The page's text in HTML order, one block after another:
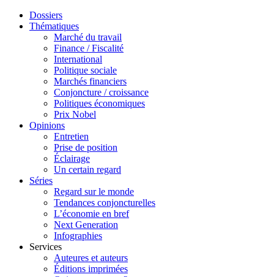
Dossiers
Thématiques
Marché du travail
Finance / Fiscalité
International
Politique sociale
Marchés financiers
Conjoncture / croissance
Politiques économiques
Prix Nobel
Opinions
Entretien
Prise de position
Éclairage
Un certain regard
Séries
Regard sur le monde
Tendances conjoncturelles
L’économie en bref
Next Generation
Infographies
Services
Auteures et auteurs
Éditions imprimées